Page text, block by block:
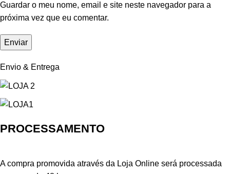
Guardar o meu nome, email e site neste navegador para a
próxima vez que eu comentar.
Envio & Entrega
PROCESSAMENTO
A compra promovida através da Loja Online será processada